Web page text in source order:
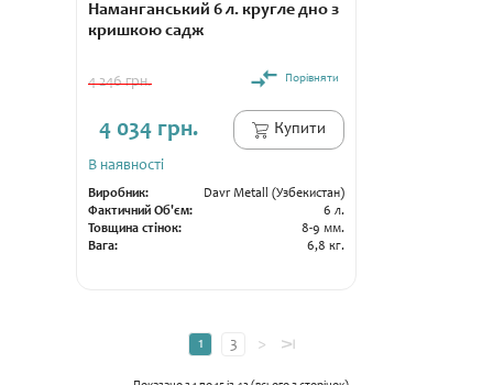
Наманганський 6 л. кругле дно з
кришкою садж
4 246 грн. Порівняти
4 034 грн. Купити
В наявності
Виробник:
Davr Metall (Узбекистан)
Фактичний Об'єм:
6 л.
Товщина стінок:
8-9 мм.
Вага:
6,8 кг.
1 3 > ⊼